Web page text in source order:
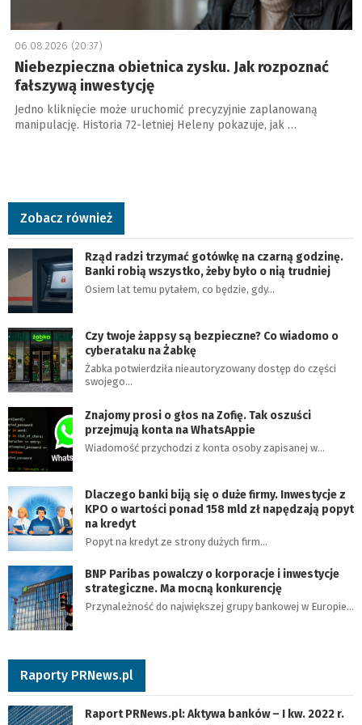
06.08.2026 (20:37)
Niebezpieczna obietnica zysku. Jak rozpoznać
fałszywą inwestycję
Jedno kliknięcie może uruchomić precyzyjnie zaplanowaną
manipulację. Historia 72-letniej Heleny pokazuje, jak …
Zobacz również
Rząd radzi trzymać gotówkę na czarną godzinę.
Banki robią wszystko, żeby było o nią trudniej
Osiem lat temu pytałem, co będzie, gdy…
Czy twoje żappsy są bezpieczne? Co wiadomo o
cyberataku na Żabkę
Żabka potwierdziła nieautoryzowany dostęp do części
swojego…
Znajomy prosi o głos na Zofię. Tak oszuści
przejmują konta na WhatsAppie
Wiadomość przychodzi z konta osoby zapisanej w…
Dlaczego banki biją się o duże firmy. Inwestycje z
KPO o wartości ponad 158 mld zł napędzają popyt
na kredyt
Popyt na kredyt ze strony dużych firm…
BNP Paribas powalczy o korporacje i inwestycje
strategiczne. Ma mocną konkurencję
Przynależność do największej grupy bankowej w Europie…
Raporty PRNews.pl
Raport PRNews.pl: Aktywa banków – I kw. 2022 r.